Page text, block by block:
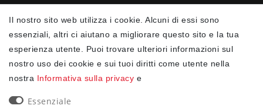
✓ Protezione dei dati
Il nostro sito web utilizza i cookie. Alcuni di essi sono
essenziali, altri ci aiutano a migliorare questo sito e la tua
esperienza utente. Puoi trovare ulteriori informazioni sul
nostro uso dei cookie e sui tuoi diritti come utente nella
nostra Informativa sulla privacy e
Essenziale
NEWSLETTER